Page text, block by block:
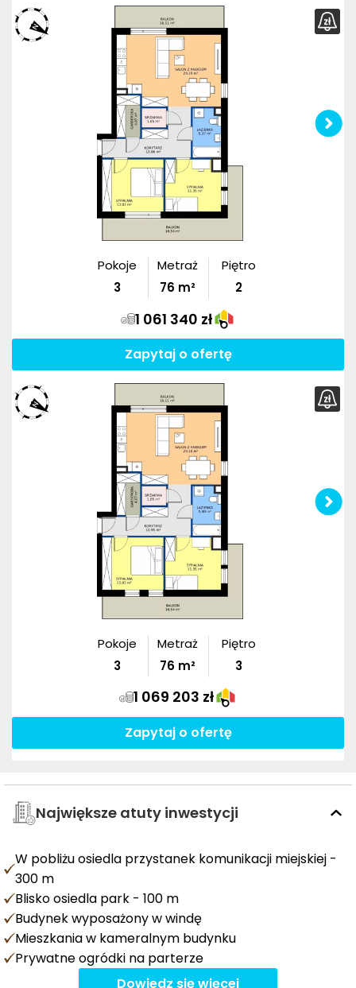
Pokoje
3
Metraż
76 m²
Piętro
2
1 061 340 zł
Zapytaj o ofertę
Pokoje
3
Metraż
76 m²
Piętro
3
1 069 203 zł
Zapytaj o ofertę
Największe atuty inwestycji
W pobliżu osiedla przystanek komunikacji miejskiej -
300 m
Blisko osiedla park - 100 m
Budynek wyposażony w windę
Mieszkania w kameralnym budynku
Prywatne ogródki na parterze
Dowiedz się więcej